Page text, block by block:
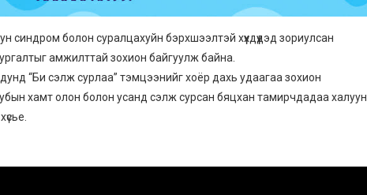
синдром болон суралцахуйн бэрхшээлтэй хүүхдүүдэд зориулсан
амжилттай зохион байгуулж байна.
дунд “Би сэлж сурлаа” тэмцээнийг хоёр дахь удаагаа зохион
хамт олон болон усанд сэлж сурсан бяцхан тамирчдадаа халуун